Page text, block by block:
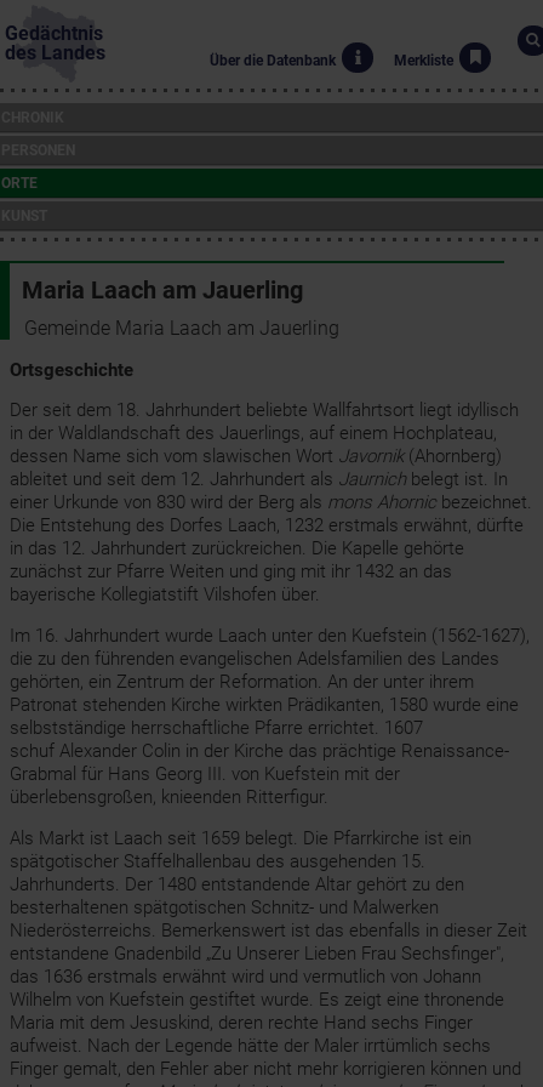
Gedächtnis
des Landes
Über die Datenbank Merkliste
ORTE
Maria Laach am Jauerling
Gemeinde Maria Laach am Jauerling
Ortsgeschichte
Der seit dem 18. Jahrhundert beliebte Wallfahrtsort liegt idyllisch
in der Waldlandschaft des Jauerlings, auf einem Hochplateau,
dessen Name sich vom slawischen Wort Javornik(Ahornberg)
ableitet und seit dem 12. Jahrhundert als Jaurnichbelegt ist. In
einer Urkunde von 830 wird der Berg als mons Ahornicbezeichnet.
Die Entstehung des Dorfes Laach, 1232 erstmals erwähnt, dürfte
in das 12. Jahrhundert zurückreichen. Die Kapelle gehörte
zunächst zur Pfarre Weiten und ging mit ihr 1432 an das
bayerische Kollegiatstift Vilshofen über.
Im 16. Jahrhundert wurde Laach unter den Kuefstein (1562-1627),
die zu den führenden evangelischen Adelsfamilien des Landes
gehörten, ein Zentrum der Reformation. An der unter ihrem
Patronat stehenden Kirche wirkten Prädikanten, 1580 wurde eine
selbstständige herrschaftliche Pfarre errichtet. 1607
schuf Alexander Colin in der Kirche das prächtige Renaissance-
Grabmal für Hans Georg III. von Kuefstein mit der
überlebensgroßen, knieenden Ritterfigur.
Als Markt ist Laach seit 1659 belegt. Die Pfarrkirche ist ein
spätgotischer Staffelhallenbau des ausgehenden 15.
Jahrhunderts. Der 1480 entstandende Altar gehört zu den
besterhaltenen spätgotischen Schnitz- und Malwerken
Niederösterreichs. Bemerkenswert ist das ebenfalls in dieser Zeit
entstandene Gnadenbild „Zu Unserer Lieben Frau Sechsfinger",
das 1636 erstmals erwähnt wird und vermutlich von Johann
Wilhelm von Kuefstein gestiftet wurde. Es zeigt eine thronende
Maria mit dem Jesuskind, deren rechte Hand sechs Finger
aufweist. Nach der Legende hätte der Maler irrtümlich sechs
Finger gemalt, den Fehler aber nicht mehr korrigieren können und